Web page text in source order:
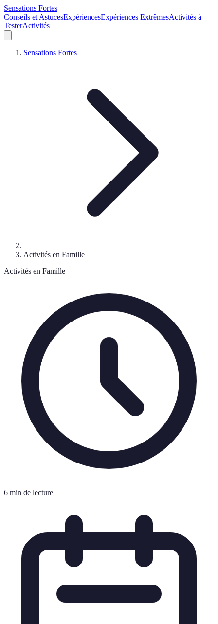
Sensations Fortes
Conseils et AstucesExpériencesExpériences ExtrêmesActivités à
TesterActivités
Sensations Fortes
Activités en Famille
Activités en Famille
6 min de lecture